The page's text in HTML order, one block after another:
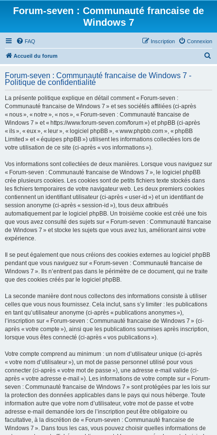
Forum-seven : Communauté francaise de
Windows 7
FAQ Connexion
Inscription
Accueil du forum
h
Forum-seven : Communauté francaise de Windows 7 -
Politique de confidentialité
La présente politique explique en détail comment « Forum-seven :
Communauté francaise de Windows 7 » et ses sociétés affiliées (ci-après
« nous », « notre », « nos », « Forum-seven : Communauté francaise de
Windows 7 » et « https://www.forum-seven.com/forum ») et phpBB (ci-après
« ils », « eux », « leur », « logiciel phpBB », « www.phpbb.com », « phpBB
Limited » et « équipes phpBB ») utilisent les informations collectées lors de
votre utilisation de ce site (ci-après « vos informations »).
Vos informations sont collectées de deux manières. Lorsque vous naviguez sur
« Forum-seven : Communauté francaise de Windows 7 », le logiciel phpBB
crée plusieurs cookies. Les cookies sont de petits fichiers texte stockés dans
les fichiers temporaires de votre navigateur web. Les deux premiers cookies
contiennent un identifiant utilisateur (ci-après « user-id ») et un identifiant de
session anonyme (ci-après « session-id »), tous deux attribués
automatiquement par le logiciel phpBB. Un troisième cookie est créé une fois
que vous avez consulté des sujets sur « Forum-seven : Communauté francaise
de Windows 7 » et stocke les sujets que vous avez lus, améliorant ainsi votre
expérience.
Il se peut également que nous créions des cookies externes au logiciel phpBB
pendant que vous naviguez sur « Forum-seven : Communauté francaise de
Windows 7 ». Ils n’entrent pas dans le périmètre de ce document, qui ne traite
que des cookies créés par le logiciel phpBB.
La seconde manière dont nous collectons des informations consiste à utiliser
celles que vous nous fournissez. Cela inclut, sans s’y limiter : les publications
en tant qu’utilisateur anonyme (ci-après « publications anonymes »),
l’inscription sur « Forum-seven : Communauté francaise de Windows 7 » (ci-
après « votre compte »), ainsi que les publications soumises après inscription,
lorsque vous êtes connecté (ci-après « vos publications »).
Votre compte comprend au minimum : un nom d’utilisateur unique (ci-après
« votre nom d’utilisateur »), un mot de passe personnel utilisé pour vous
connecter (ci-après « votre mot de passe »), une adresse e-mail valide (ci-
après « votre adresse e-mail »). Les informations de votre compte sur « Forum-
seven : Communauté francaise de Windows 7 » sont protégées par les lois sur
la protection des données applicables dans le pays qui nous héberge. Toute
information autre que votre nom d’utilisateur, votre mot de passe et votre
adresse e-mail demandée lors de l’inscription peut être obligatoire ou
facultative, à la discrétion de « Forum-seven : Communauté francaise de
Windows 7 ». Dans tous les cas, vous pouvez choisir quelles informations de